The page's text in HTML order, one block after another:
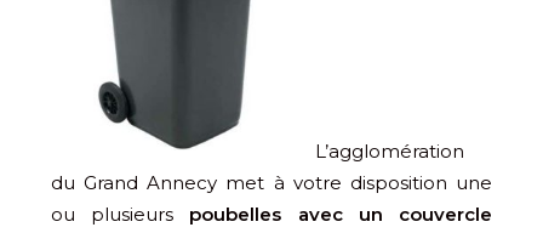
L’agglomération
du Grand Annecy met à votre disposition une
ou plusieurs poubelles avec un couvercle